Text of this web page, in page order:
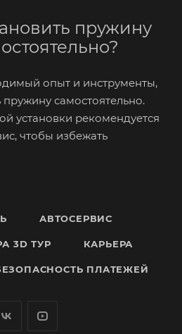
пружину
опыт и инструменты,
самостоятельно.
установки рекомендуется
чтобы избежать
АВТОСЕРВИС
3D ТУР КАРЬЕРА
ПЛАТЕЖЕЙ